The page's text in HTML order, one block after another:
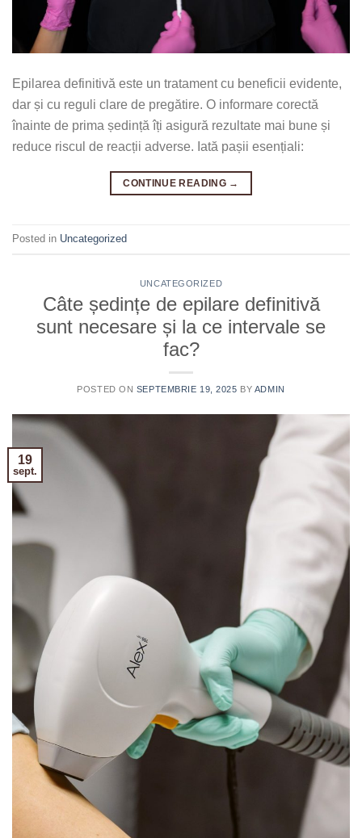
Epilarea definitivă este un tratament cu beneficii evidente,
dar și cu reguli clare de pregătire. O informare corectă
înainte de prima ședință îți asigură rezultate mai bune și
reduce riscul de reacții adverse. Iată pașii esențiali:
CONTINUE READING →
Posted in Uncategorized
UNCATEGORIZED
Câte ședințe de epilare definitivă
sunt necesare și la ce intervale se
fac?
POSTED ON SEPTEMBRIE 19, 2025 BY ADMIN
19
sept.